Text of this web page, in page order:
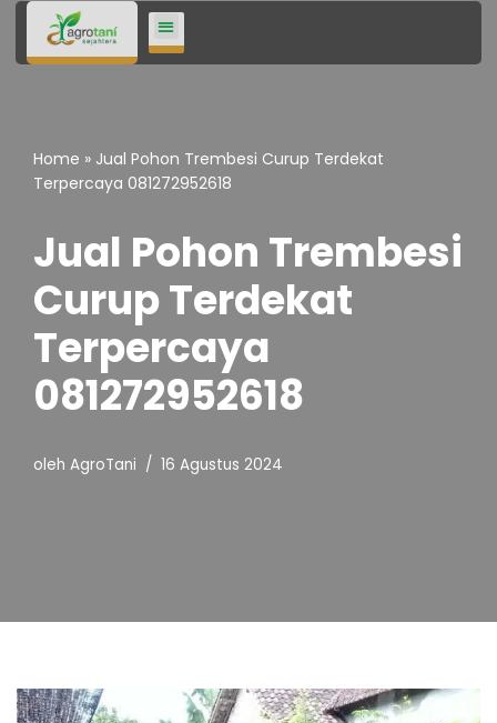
Lompat
Home » Jual Pohon Trembesi Curup Terdekat
Terpercaya 081272952618
Jual Pohon Trembesi
Curup Terdekat
Terpercaya
081272952618
oleh AgroTani 16 Agustus 2024